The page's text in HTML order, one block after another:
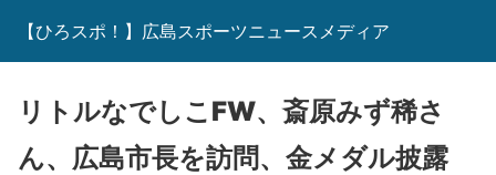
【ひろスポ！】広島スポーツニュースメディア
リトルなでしこFW、斎原みず稀さ
ん、広島市長を訪問、金メダル披露